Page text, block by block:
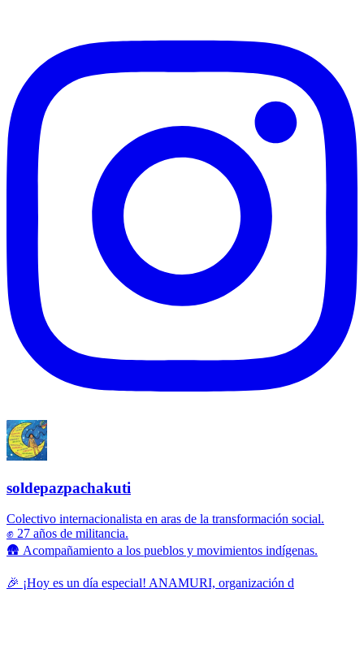
soldepazpachakuti
Colectivo internacionalista en aras de la transformación social.
✊ 27 años de militancia.
🛖 Acompañamiento a los pueblos y movimientos indígenas.
🎉 ¡Hoy es un día especial! ANAMURI, organización d